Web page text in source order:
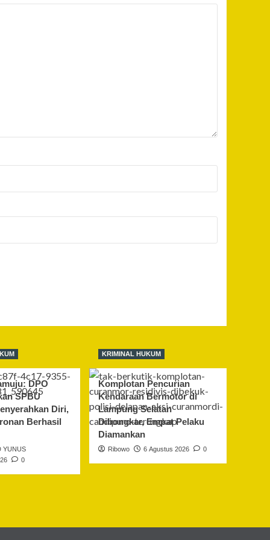
DPO
SPBU
Diri,
Berhasil
YUNUS
0
KRIMINAL HUKUM
Komplotan Pencurian
Kendaraan Bermotor di
Lampung Selatan
Dibongkar, Empat Pelaku
Diamankan
Ribowo 6 Agustus 2026 0